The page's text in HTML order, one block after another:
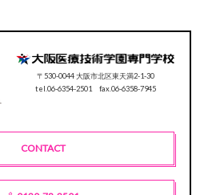
〒530-0044 大阪市北区東天満2-1-30
tel.06-6354-2501 fax.06-6358-7945
CONTACT